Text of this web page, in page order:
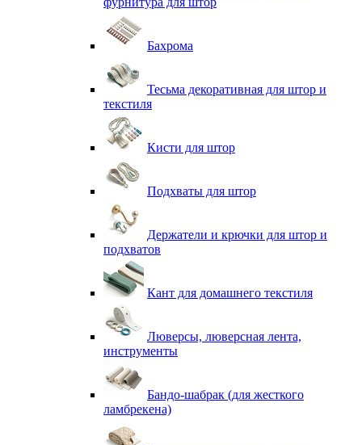
Бахрома
Тесьма декоративная для штор и
текстиля
Кисти для штор
Подхваты для штор
Держатели и крючки для штор и
подхватов
Кант для домашнего текстиля
Люверсы, люверсная лента,
инструменты
Бандо-шабрак (для жесткого
ламбрекена)